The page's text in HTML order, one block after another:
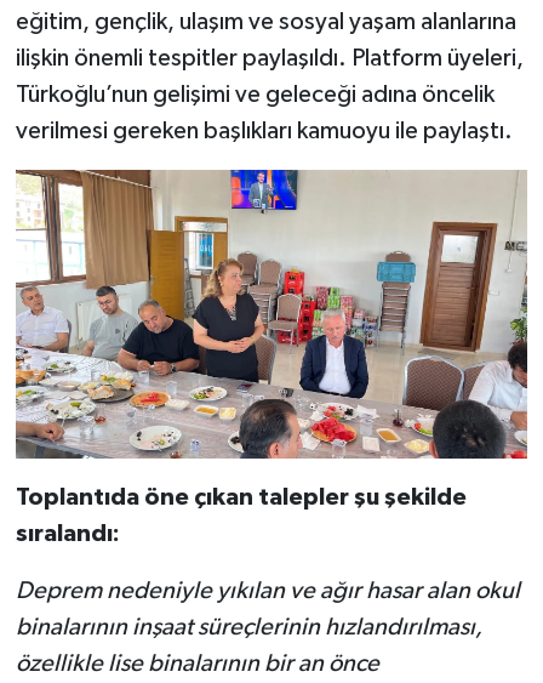
eğitim, gençlik, ulaşım ve sosyal yaşam alanlarına
ilişkin önemli tespitler paylaşıldı. Platform üyeleri,
Türkoğlu’nun gelişimi ve geleceği adına öncelik
verilmesi gereken başlıkları kamuoyu ile paylaştı.
Toplantıda öne çıkan talepler şu şekilde
sıralandı:
Deprem nedeniyle yıkılan ve ağır hasar alan okul
binalarının inşaat süreçlerinin hızlandırılması,
özellikle lise binalarının bir an önce
KÜLTÜR SANAT